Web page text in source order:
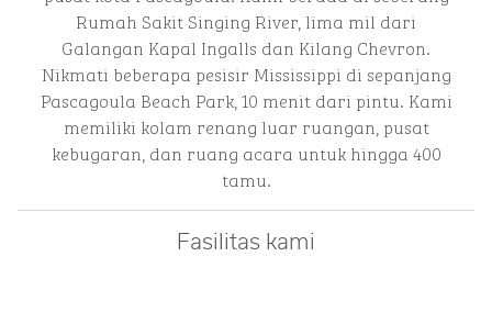
Rumah Sakit Singing River, lima mil dari
Galangan Kapal Ingalls dan Kilang Chevron.
Nikmati beberapa pesisir Mississippi di sepanjang
Pascagoula Beach Park, 10 menit dari pintu. Kami
memiliki kolam renang luar ruangan, pusat
kebugaran, dan ruang acara untuk hingga 400
tamu.
Fasilitas kami